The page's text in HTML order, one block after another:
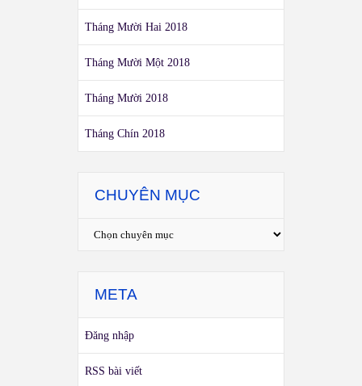
Tháng Mười Hai 2018
Tháng Mười Một 2018
Tháng Mười 2018
Tháng Chín 2018
CHUYÊN MỤC
META
Đăng nhập
RSS bài viết